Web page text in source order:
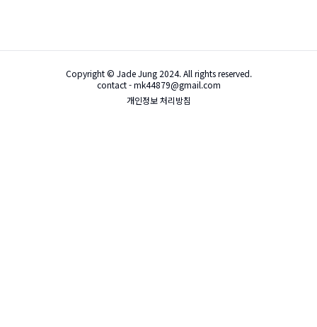
Copyright © Jade Jung 2024. All rights reserved.
contact - mk44879@gmail.com
개인정보 처리방침